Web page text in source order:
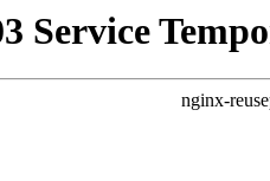
Service
nginx-